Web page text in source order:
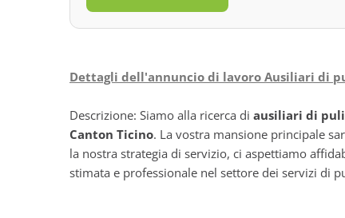
Dettagli dell'annuncio di lavoro Ausiliari di
Descrizione: Siamo alla ricerca di ausiliari di
Canton Ticino. La vostra mansione principale
la nostra strategia di servizio, ci aspettiamo
stimata e professionale nel settore dei servizi di